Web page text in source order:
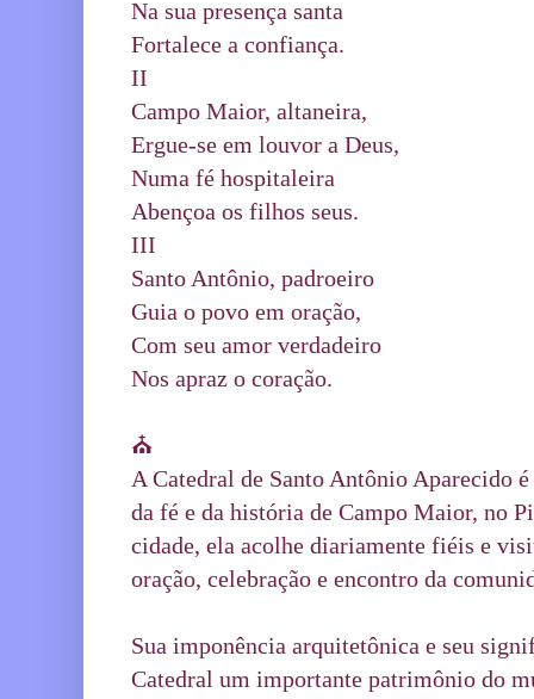
Na sua presença santa
Fortalece a confiança.
II
Campo Maior, altaneira,
Ergue-se em louvor a Deus,
Numa fé hospitaleira
Abençoa os filhos seus.
III
Santo Antônio, padroeiro
Guia o povo em oração,
Com seu amor verdadeiro
Nos apraz o coração.
⛪️
A Catedral de Santo Antônio Aparecido
da fé e da história de Campo Maior, no
cidade, ela acolhe diariamente fiéis e
oração, celebração e encontro da
Sua imponência arquitetônica e seu
Catedral um importante patrimônio do